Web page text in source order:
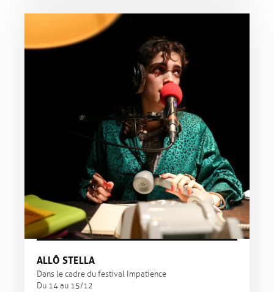
ALLÔ STELLA
Dans le cadre du festival Impatience
Du 14 au 15/12